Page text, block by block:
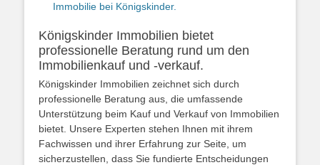
Immobilie bei Königskinder.
Königskinder Immobilien bietet
professionelle Beratung rund um den
Immobilienkauf und -verkauf.
Königskinder Immobilien zeichnet sich durch
professionelle Beratung aus, die umfassende
Unterstützung beim Kauf und Verkauf von Immobilien
bietet. Unsere Experten stehen Ihnen mit ihrem
Fachwissen und ihrer Erfahrung zur Seite, um
sicherzustellen, dass Sie fundierte Entscheidungen